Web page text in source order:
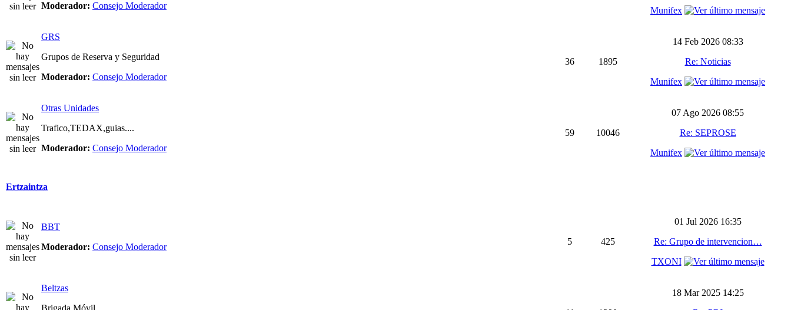
Moderador: Consejo Moderador
Munifex
GRS
Grupos de Reserva y Seguridad
Moderador: Consejo Moderador
36 1895
14 Feb 2026 08:33
Re: Noticias
Munifex
Otras Unidades
Trafico,TEDAX,guias....
Moderador: Consejo Moderador
59 10046
07 Ago 2026 08:55
Re: SEPROSE
Munifex
Ertzaintza
BBT
Moderador: Consejo Moderador
5 425
01 Jul 2026 16:35
Re: Grupo de intervencion…
TXONI
Beltzas
Brigada Móvil
18 Mar 2025 14:25